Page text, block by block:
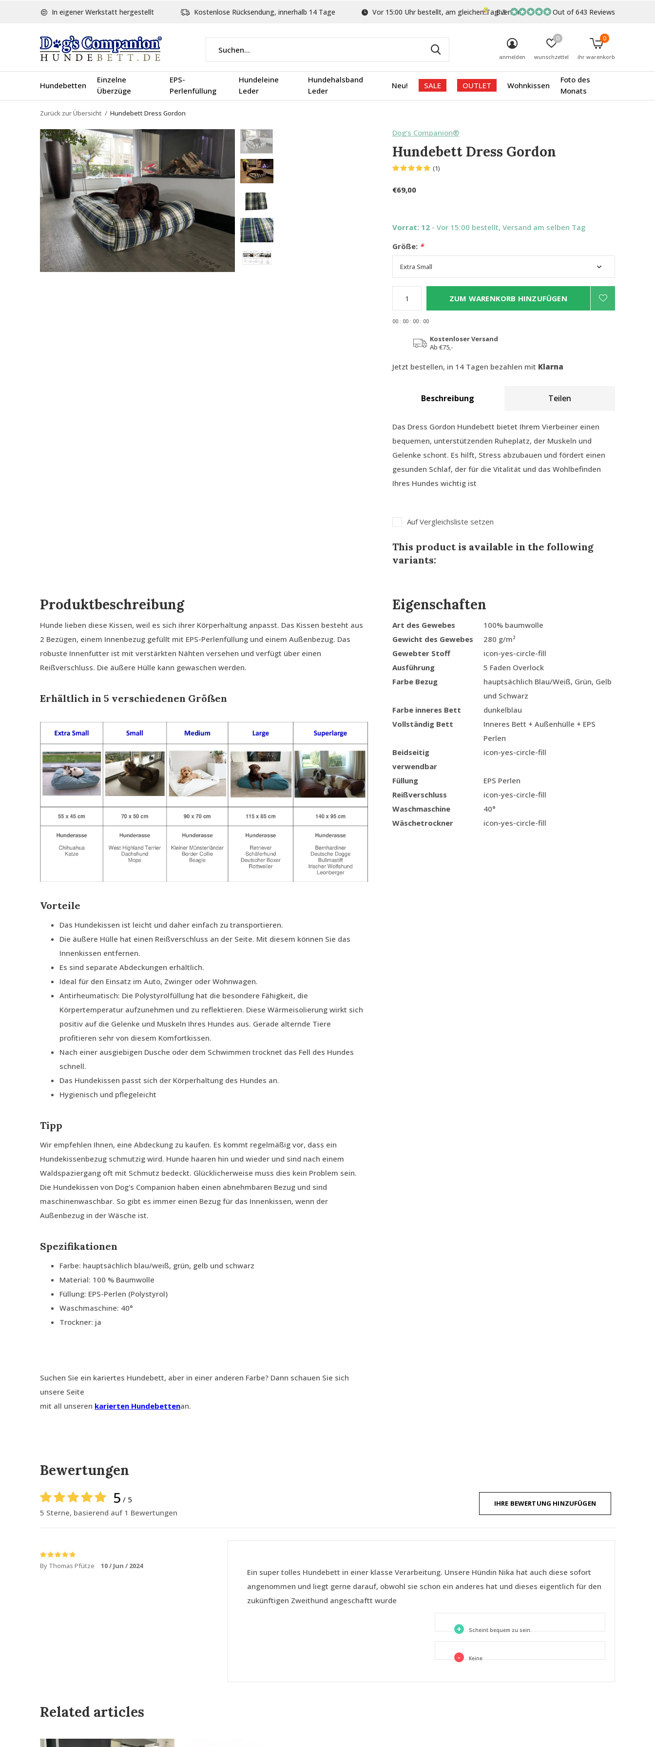
Hundebetten
Einzelne
Überzüge
EPS-
Perlenfüllung
Hundeleine
Leder
Hundehalsband
Leder
Neu! SALE OUTLET Wohnkissen
Foto des
Monats
anmelden wunschzettel
0
ihr warenkorb
0
In eigener Werkstatt hergestellt Kostenlose Rücksendung, innerhalb 14 Tage Vor 15:00 Uhr bestellt, am gleichen Tag versand
8.3 Out of 643 Reviews
Zurück zur Übersicht Hundebett Dress Gordon
Dog's Companion®
Hundebett Dress Gordon
(1)
€69,00
Vorrat: 12 - Vor 15:00 bestellt, Versand am selben Tag
Größe: *
ZUM WARENKORB HINZUFÜGEN
00 : 00 : 00 : 00
Kostenloser Versand
Ab €75,-
Jetzt bestellen, in 14 Tagen bezahlen mit Klarna
Beschreibung Teilen
Das Dress Gordon Hundebett bietet Ihrem Vierbeiner einen
bequemen, unterstützenden Ruheplatz, der Muskeln und
Gelenke schont. Es hilft, Stress abzubauen und fördert einen
gesunden Schlaf, der für die Vitalität und das Wohlbefinden
Ihres Hundes wichtig ist
Auf Vergleichsliste setzen
This product is available in the following
variants:
Produktbeschreibung
Hunde lieben diese Kissen, weil es sich ihrer Körperhaltung anpasst. Das Kissen besteht aus
2 Bezügen, einem Innenbezug gefüllt mit EPS-Perlenfüllung und einem Außenbezug. Das
robuste Innenfutter ist mit verstärkten Nähten versehen und verfügt über einen
Reißverschluss. Die äußere Hülle kann gewaschen werden.
Erhältlich in 5 verschiedenen Größen
Vorteile
Das Hundekissen ist leicht und daher einfach zu transportieren.
Die äußere Hülle hat einen Reißverschluss an der Seite. Mit diesem können Sie das
Innenkissen entfernen.
Es sind separate Abdeckungen erhältlich.
Ideal für den Einsatz im Auto, Zwinger oder Wohnwagen.
Antirheumatisch: Die Polystyrolfüllung hat die besondere Fähigkeit, die
Körpertemperatur aufzunehmen und zu reflektieren. Diese Wärmeisolierung wirkt sich
positiv auf die Gelenke und Muskeln Ihres Hundes aus. Gerade alternde Tiere
profitieren sehr von diesem Komfortkissen.
Nach einer ausgiebigen Dusche oder dem Schwimmen trocknet das Fell des Hundes
schnell.
Das Hundekissen passt sich der Körperhaltung des Hundes an.
Hygienisch und pflegeleicht
Tipp
Wir empfehlen Ihnen, eine Abdeckung zu kaufen. Es kommt regelmäßig vor, dass ein
Hundekissenbezug schmutzig wird. Hunde haaren hin und wieder und sind nach einem
Waldspaziergang oft mit Schmutz bedeckt. Glücklicherweise muss dies kein Problem sein.
Die Hundekissen von Dog's Companion haben einen abnehmbaren Bezug und sind
maschinenwaschbar. So gibt es immer einen Bezug für das Innenkissen, wenn der
Außenbezug in der Wäsche ist.
Spezifikationen
Farbe: hauptsächlich blau/weiß, grün, gelb und schwarz
Material: 100 % Baumwolle
Füllung: EPS-Perlen (Polystyrol)
Waschmaschine: 40°
Trockner: ja
Suchen Sie ein kariertes Hundebett, aber in einer anderen Farbe? Dann schauen Sie sich
unsere Seite
mit all unseren karierten Hundebettenan.
Eigenschaften
Art des Gewebes
100% baumwolle
Gewicht des Gewebes
280 g/m²
Gewebter Stoff
icon-yes-circle-fill
Ausführung
5 Faden Overlock
Farbe Bezug
hauptsächlich Blau/Weiß, Grün, Gelb
und Schwarz
Farbe inneres Bett
dunkelblau
Vollständig Bett
Inneres Bett + Außenhülle + EPS
Perlen
Beidseitig
verwendbar
icon-yes-circle-fill
Füllung
EPS Perlen
Reißverschluss
icon-yes-circle-fill
Waschmaschine
40°
Wäschetrockner
icon-yes-circle-fill
Bewertungen
5 / 5
5 Sterne, basierend auf 1 Bewertungen
IHRE BEWERTUNG HINZUFÜGEN
By Thomas Pfütze 10 / Jun / 2024
Ein super tolles Hundebett in einer klasse Verarbeitung. Unsere Hündin Nika hat auch diese sofort
angenommen und liegt gerne darauf, obwohl sie schon ein anderes hat und dieses eigentlich für den
zukünftigen Zweithund angeschaftt wurde
+ Scheint bequem zu sein.
- Keine
Related articles